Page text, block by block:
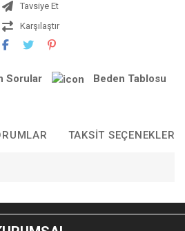
Tavsiye Et
Karşılaştır
Sorular Beden Tablosu
TAKSIT SEÇENEKLERI
ürün açıklamalarında ve diğer
noktaları öneri formunu